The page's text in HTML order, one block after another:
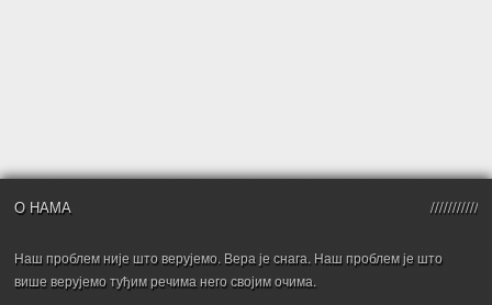
О НАМА
Наш проблем није што верујемо. Вера је снага. Наш проблем је што
више верујемо туђим речима него својим очима.